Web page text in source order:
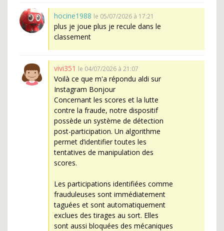
hocine1988 le 05/07/2026 à 17:21
plus je joue plus je recule dans le
classement
vivi351 le 04/07/2026 à 21:07
Voilà ce que m'a répondu aldi sur
Instagram Bonjour
Concernant les scores et la lutte
contre la fraude, notre dispositif
possède un système de détection
post-participation. Un algorithme
permet d’identifier toutes les
tentatives de manipulation des
scores.
Les participations identifiées comme
frauduleuses sont immédiatement
taguées et sont automatiquement
exclues des tirages au sort. Elles
sont aussi bloquées des mécaniques